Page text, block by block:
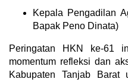
Kepala Pengadilan
Bapak Peno Dinata)
Peringatan HKN ke-61
momentum refleksi dan
Kabupaten Tanjab Barat